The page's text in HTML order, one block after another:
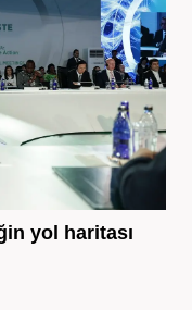
yol haritası